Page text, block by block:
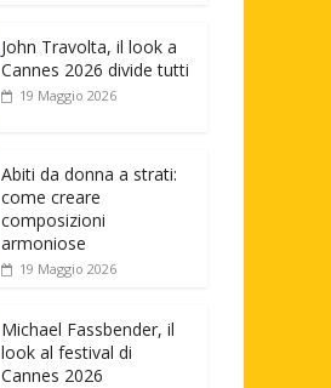
John Travolta, il look a
Cannes 2026 divide tutti
19 Maggio 2026
Abiti da donna a strati:
come creare
composizioni
armoniose
19 Maggio 2026
Michael Fassbender, il
look al festival di
Cannes 2026